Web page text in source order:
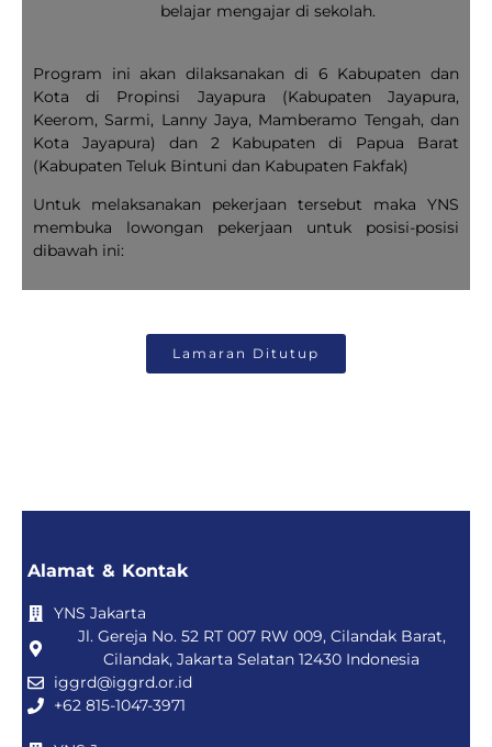
belajar mengajar di sekolah.
Program ini akan dilaksanakan di 6 Kabupaten dan
Kota di Propinsi Jayapura (Kabupaten Jayapura,
Keerom, Sarmi, Lanny Jaya, Mamberamo Tengah, dan
Kota Jayapura) dan 2 Kabupaten di Papua Barat
(Kabupaten Teluk Bintuni dan Kabupaten Fakfak)
Untuk melaksanakan pekerjaan tersebut maka YNS
membuka lowongan pekerjaan untuk posisi-posisi
dibawah ini:
Lamaran Ditutup
Alamat & Kontak
YNS Jakarta
Jl. Gereja No. 52 RT 007 RW 009, Cilandak Barat,
Cilandak, Jakarta Selatan 12430 Indonesia
iggrd@iggrd.or.id
+62 815-1047-3971